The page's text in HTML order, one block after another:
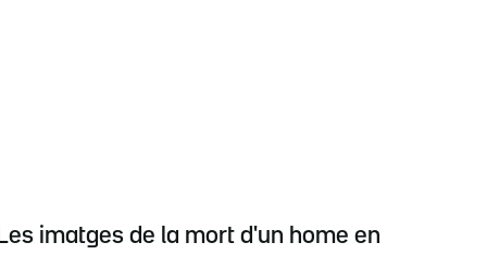
Les imatges de la mort d'un home en